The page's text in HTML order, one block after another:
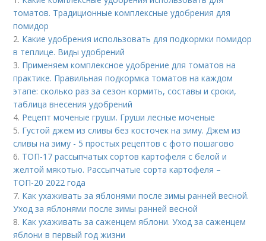
томатов. Традиционные комплексные удобрения для
помидор
2. Какие удобрения использовать для подкормки помидор
в теплице. Виды удобрений
3. Применяем комплексное удобрение для томатов на
практике. Правильная подкормка томатов на каждом
этапе: сколько раз за сезон кормить, составы и сроки,
таблица внесения удобрений
4. Рецепт моченые груши. Груши лесные моченые
5. Густой джем из сливы без косточек на зиму. Джем из
сливы на зиму - 5 простых рецептов с фото пошагово
6. ТОП-17 рассыпчатых сортов картофеля с белой и
желтой мякотью. Рассыпчатые сорта картофеля –
ТОП-20 2022 года
7. Как ухаживать за яблонями после зимы ранней весной.
Уход за яблонями после зимы ранней весной
8. Как ухаживать за саженцем яблони. Уход за саженцем
яблони в первый год жизни